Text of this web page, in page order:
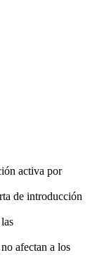
activa por
de introducción
afectan a los